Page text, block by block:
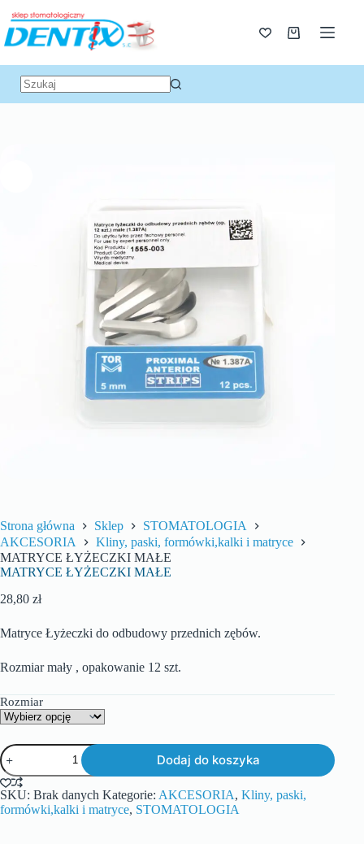
Strona główna Sklep
STOMATOLOGIA
AKCESORIA
Kliny, paski, formówki,kalki i matryce
MATRYCE ŁYŻECZKI MAŁE
MATRYCE ŁYŻECZKI MAŁE
28,80 zł
Matryce Łyżeczki do odbudowy przednich zębów.
Rozmiar mały , opakowanie 12 szt.
Rozmiar
Dodaj do koszyka
SKU: Brak danych Kategorie: AKCESORIA, Kliny, paski,
formówki,kalki i matryce, STOMATOLOGIA